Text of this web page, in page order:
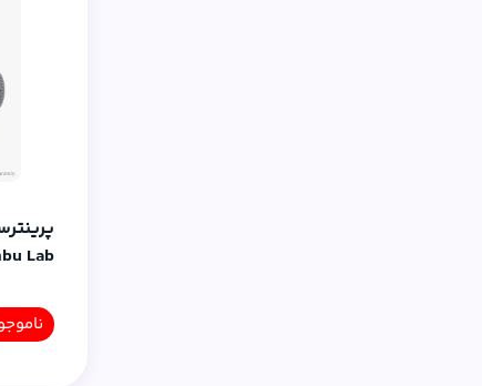
Lab